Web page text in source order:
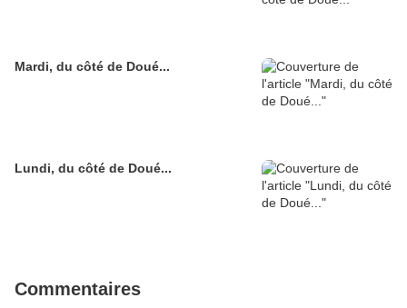
Mardi, du côté de Doué...
Lundi, du côté de Doué...
Commentaires